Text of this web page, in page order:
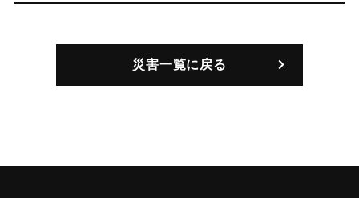
災害一覧に戻る